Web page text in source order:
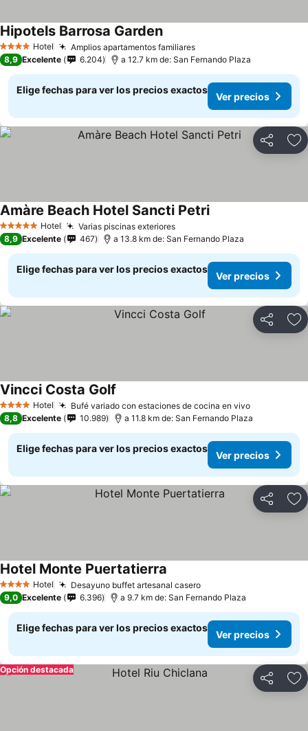
4 EstrellasHotel Amplios apartamentos familiares
Hipotels Barrosa Garden
8,9 Excelente 6.204 a 12.7 km de: San Fernando Plaza
Elige fechas para ver los precios exactos
Ver precios
Compartir
5 Estrellas Hotel Varias piscinas exteriores
Amàre Beach Hotel Sancti Petri
8,9 Excelente 467 a 13.8 km de: San Fernando Plaza
Elige fechas para ver los precios exactos
Ver precios
Compartir
4 EstrellasHotel Bufé variado con estaciones de cocina en vivo
Vincci Costa Golf
8,8 Excelente 10.989 a 11.8 km de: San Fernando Plaza
Elige fechas para ver los precios exactos
Ver precios
Compartir
4 EstrellasHotel Desayuno buffet artesanal casero
Hotel Monte Puertatierra
9,0 Excelente 6.396 a 9.7 km de: San Fernando Plaza
Elige fechas para ver los precios exactos
Ver precios
Compartir
Opción destacada